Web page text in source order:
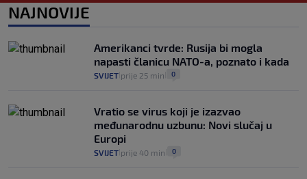
1
Plenković na 15 dana ukine mjere: "Ne bi
se dogodilo ništa. Vlada se zaljubila u te
intervencije"
30. srp.
NAJNOVIJE
Amerikanci tvrde: Rusija bi mogla
napasti članicu NATO-a, poznato i kada
SVIJET prije 25 min 0
Vratio se virus koji je izazvao
međunarodnu uzbunu: Novi slučaj u
Europi
SVIJET prije 40 min 0